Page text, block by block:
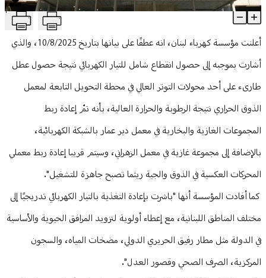
كهرباء لبنان: عودة تدريجية للتيار إلى مختلف المناطق T
Article Content
أعلنت مؤسسة كهرباء لبنان، انه عطفًا على بيانها بتاريخ 10/8/2025، والذي
أشارت بموجبه إلى حصول انقطاع شامل للتيار الكهربائي نتيجة حصول عطل
طارىء على أحد محولات التوتر العالي في محطة التحويل التابعة لمعمل
الذوق الحراري نتيجة الرطوبة والحرارة العالية، بأنه تمّ إعادة ربط
المجموعات الغازية والبخارية في معمل دير عمار بالشبكة الكهربائية،
بالإضافة إلى مجموعة غازية في معمل الزهراني، وسيتم قريبا إعادة ربط معملي
المحركات العكسية في الذوق والجية ريثما تصبح جاهزة للتشغيل".
كما أفادت المؤسسة أنها "باشرت بإعادة التغذية بالتيار الكهربائي تدريجيًا إلى
مختلف المناطق اللبنانية، مع إعطاء أولوية لتزويد المرافق الحيوية والأساسية
في الدولة مثل مطار رفيق الحريري الدولي، مضخات المياه، والسجون
المركزية، الصرف الصحي وقصور العدل".